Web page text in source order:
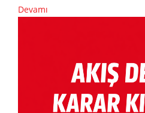
Devamı